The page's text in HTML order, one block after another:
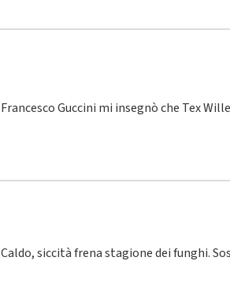
Francesco Guccini mi insegnò che Tex
Caldo, siccità frena stagione dei funghi.